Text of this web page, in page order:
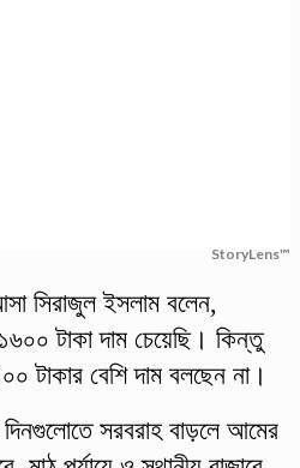
StoryLens™
সিরাজুল ইসলাম বলেন,
টাকা দাম চেয়েছি। কিন্তু
টাকার বেশি দাম বলছেন না।
দিনগুলোতে সরবরাহ বাড়লে আমের